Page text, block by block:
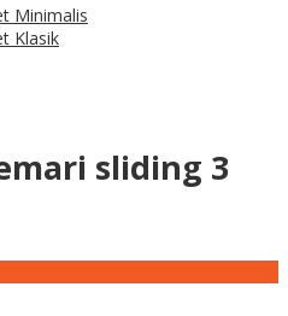
Minimalis
Klasik
sliding 3